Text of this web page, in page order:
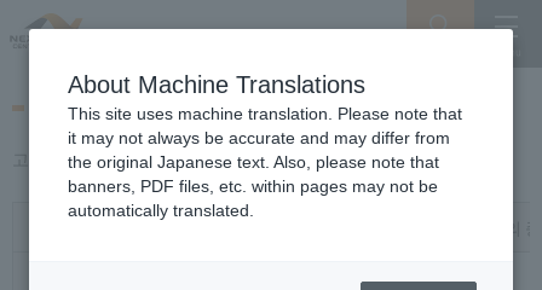
고속도로의 차종 구분
고속도로의 차종 구분 기준은 다음과 같습니다.
경차
About Machine Translations
This site uses machine translation. Please note that
it may not always be accurate and may differ from
the original Japanese text. Also, please note that
banners, PDF files, etc. within pages may not be
automatically translated.